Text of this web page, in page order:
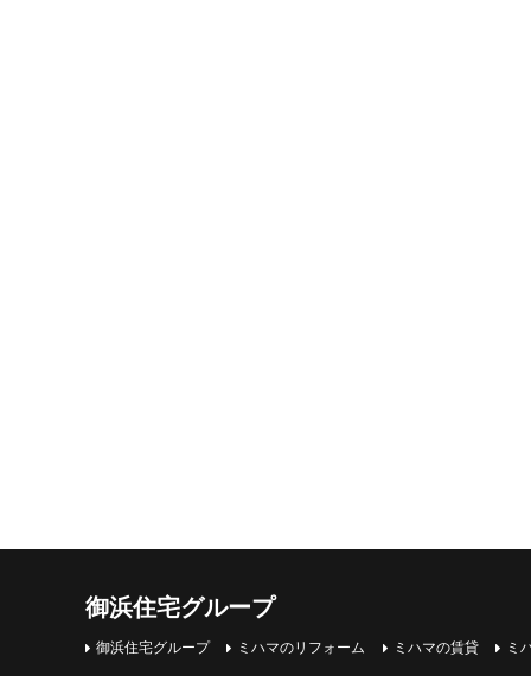
御浜住宅グループ
御浜住宅グループ ミハマのリフォーム ミハマの賃貸 ミ